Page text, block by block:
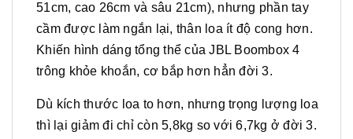
51cm, cao 26cm và sâu 21cm), nhưng phần tay
cầm được làm ngắn lại, thân loa ít độ cong hơn.
Khiến hình dáng tổng thể của JBL Boombox 4
trông khỏe khoắn, cơ bắp hơn hẳn đời 3.
Dù kích thước loa to hơn, nhưng trọng lượng loa
thì lại giảm đi chỉ còn 5,8kg so với 6,7kg ở đời 3.